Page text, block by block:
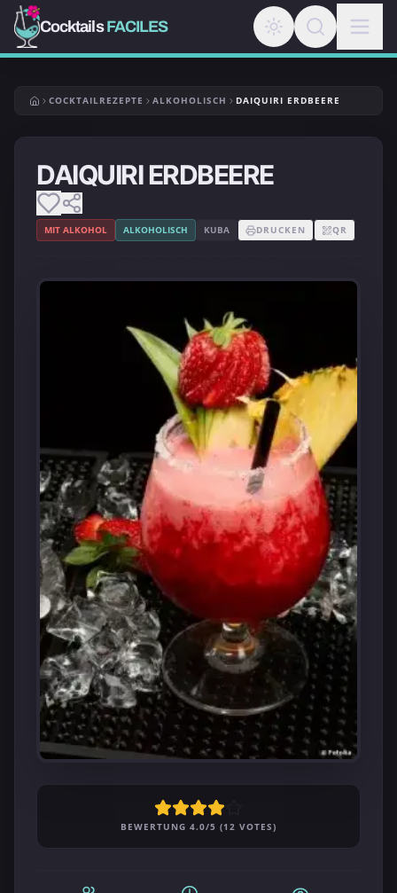
CocktailsFACILES
COCKTAILREZEPTE ALKOHOLISCH DAIQUIRI ERDBEERE
DAIQUIRI ERDBEERE
MIT ALKOHOL ALKOHOLISCH KUBA DRUCKEN QR
BEWERTUNG 4.0/5 (12 VOTES)